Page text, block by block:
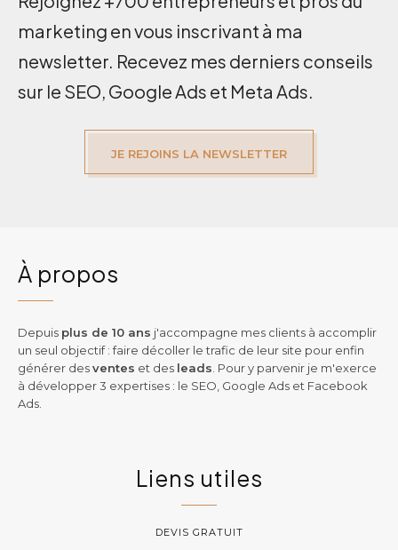
marketing en vous inscrivant à ma
newsletter. Recevez mes derniers conseils
sur le SEO, Google Ads et Meta Ads.
JE REJOINS LA NEWSLETTER
À propos
Depuis plus de 10 ans j'accompagne mes clients à accomplir
un seul objectif : faire décoller le trafic de leur site pour enfin
générer desventes et des leads . Pour y parvenir je m'exerce
à développer 3 expertises : le SEO, Google Ads et Facebook
Ads.
Liens utiles
DEVIS GRATUIT